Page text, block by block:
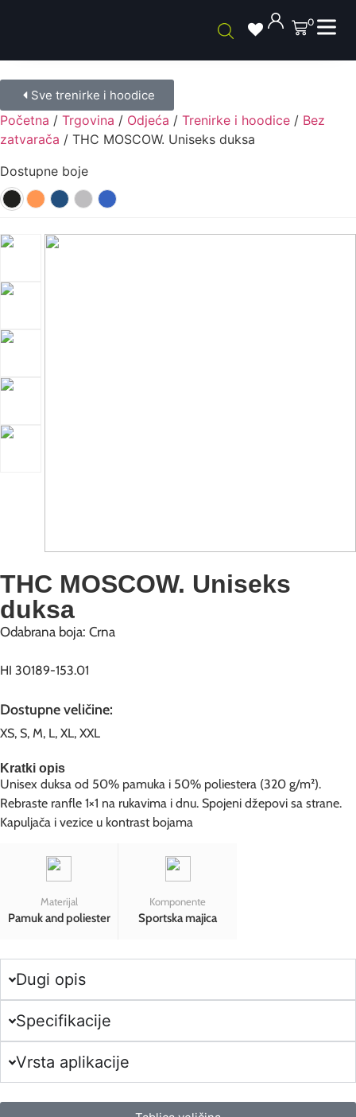
0
Sve trenirke i hoodice
Početna / Trgovina / Odjeća / Trenirke i hoodice / Bez
zatvarača / THC MOSCOW. Uniseks duksa
Dostupne boje
THC MOSCOW. Uniseks
duksa
Odabrana boja: Crna
HI 30189-153.01
Dostupne veličine:
XS, S, M, L, XL, XXL
Kratki opis
Unisex duksa od 50% pamuka i 50% poliestera (320 g/m²).
Rebraste ranfle 1×1 na rukavima i dnu. Spojeni džepovi sa strane.
Kapuljača i vezice u kontrast bojama
Materijal
Pamuk and poliester
Komponente
Sportska majica
Dugi opis
Specifikacije
Vrsta aplikacije